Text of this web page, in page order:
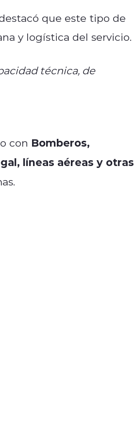
que este tipo de
y logística del servicio.
técnica, de
con Bomberos,
líneas aéreas y otras